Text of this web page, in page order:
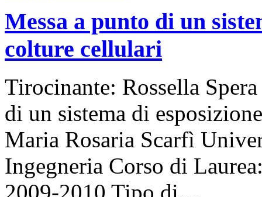
Messa a punto di un
colture cellulari
Tirocinante: Rossella
di un sistema di
Maria Rosaria Scarfì
Ingegneria Corso di
2009-2010 Tipo di…